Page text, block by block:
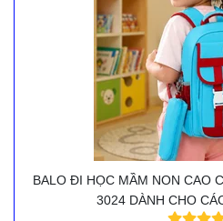
BALO ĐI HỌC MẦM NON CAO
3024 DÀNH CHO